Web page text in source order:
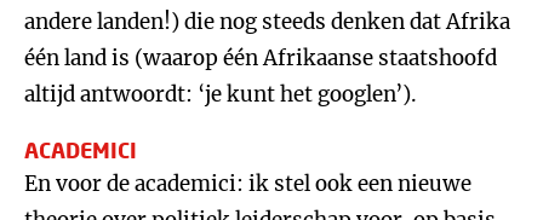
andere landen!) die nog steeds denken dat Afrika
één land is (waarop één Afrikaanse staatshoofd
altijd antwoordt: ‘je kunt het googlen’).
ACADEMICI
En voor de academici: ik stel ook een nieuwe